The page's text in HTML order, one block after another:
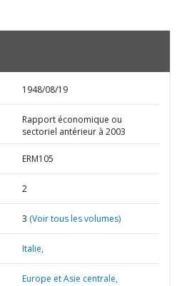
1948/08/19
Rapport économique ou
sectoriel antérieur à 2003
ERM105
2
3 (Voir tous les volumes)
Italie,
Europe et Asie centrale,